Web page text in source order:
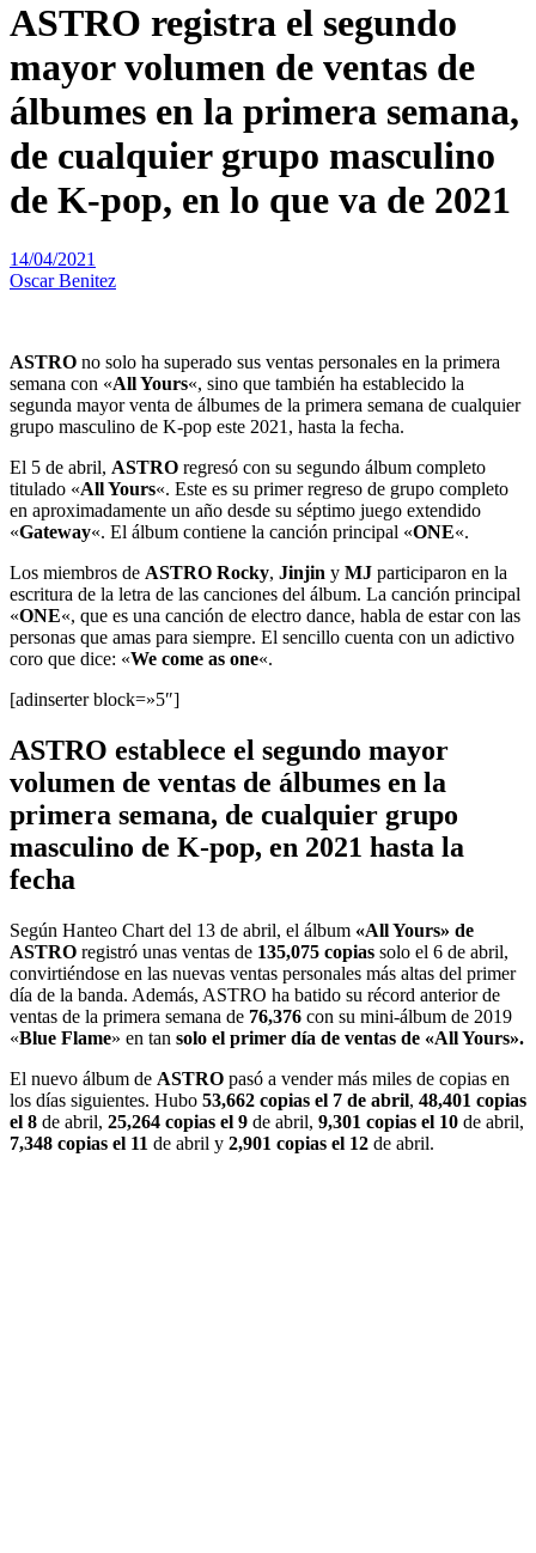
ASTRO registra el segundo
mayor volumen de ventas de
álbumes en la primera semana,
de cualquier grupo masculino
de K-pop, en lo que va de 2021
14/04/2021
Oscar Benitez
ASTRO no solo ha superado sus ventas personales en la primera
semana con «All Yours«, sino que también ha establecido la
segunda mayor venta de álbumes de la primera semana de cualquier
grupo masculino de K-pop este 2021, hasta la fecha.
El 5 de abril, ASTRO regresó con su segundo álbum completo
titulado «All Yours«. Este es su primer regreso de grupo completo
en aproximadamente un año desde su séptimo juego extendido
«Gateway«. El álbum contiene la canción principal «ONE«.
Los miembros de ASTRO Rocky, Jinjin y MJ participaron en la
escritura de la letra de las canciones del álbum. La canción principal
«ONE«, que es una canción de electro dance, habla de estar con las
personas que amas para siempre. El sencillo cuenta con un adictivo
coro que dice: «We come as one«.
[adinserter block=»5″]
ASTRO establece el segundo mayor
volumen de ventas de álbumes en la
primera semana, de cualquier grupo
masculino de K-pop, en 2021 hasta la
fecha
Según Hanteo Chart del 13 de abril, el álbum «All Yours» de
ASTRO registró unas ventas de 135,075 copias solo el 6 de abril,
convirtiéndose en las nuevas ventas personales más altas del primer
día de la banda. Además, ASTRO ha batido su récord anterior de
ventas de la primera semana de 76,376 con su mini-álbum de 2019
«Blue Flame» en tan solo el primer día de ventas de «All Yours».
El nuevo álbum de ASTRO pasó a vender más miles de copias en
los días siguientes. Hubo 53,662 copias el 7 de abril, 48,401 copias
el 8 de abril, 25,264 copias el 9 de abril, 9,301 copias el 10 de abril,
7,348 copias el 11 de abril y 2,901 copias el 12 de abril.